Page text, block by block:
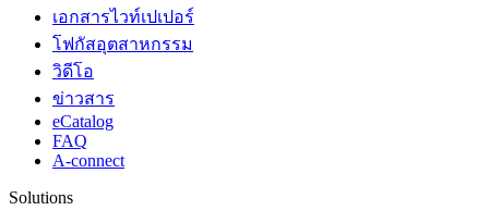
เอกสารไวท์เปเปอร์
โฟกัสอุตสาหกรรม
วิดีโอ
ข่าวสาร
eCatalog
FAQ
A-connect
Solutions